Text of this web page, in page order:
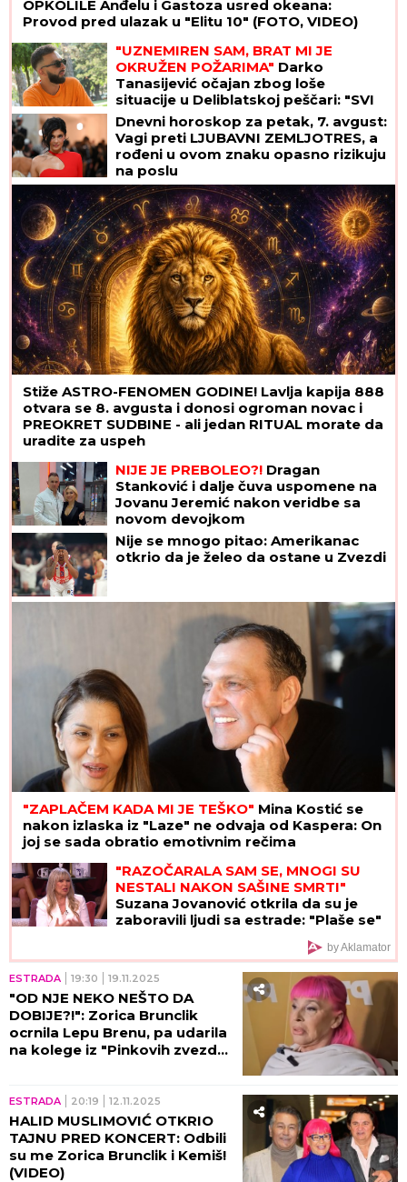
OPKOLILE Anđelu i Gastoza usred okeana:
Provod pred ulazak u "Elitu 10" (FOTO, VIDEO)
"UZNEMIREN SAM, BRAT MI JE
OKRUŽEN POŽARIMA" Darko
Tanasijević očajan zbog loše
situacije u Deliblatskoj peščari: "SVI
SU EVAKUISANI", otkrio koje
informacije ima
Dnevni horoskop za petak, 7. avgust:
Vagi preti LJUBAVNI ZEMLJOTRES, a
rođeni u ovom znaku opasno rizikuju
na poslu
Stiže ASTRO-FENOMEN GODINE! Lavlja kapija 888
otvara se 8. avgusta i donosi ogroman novac i
PREOKRET SUDBINE - ali jedan RITUAL morate da
uradite za uspeh
NIJE JE PREBOLEO?! Dragan
Stanković i dalje čuva uspomene na
Jovanu Jeremić nakon veridbe sa
novom devojkom
Nije se mnogo pitao: Amerikanac
otkrio da je želeo da ostane u Zvezdi
"ZAPLAČEM KADA MI JE TEŠKO" Mina Kostić se
nakon izlaska iz "Laze" ne odvaja od Kaspera: On
joj se sada obratio emotivnim rečima
"RAZOČARALA SAM SE, MNOGI SU
NESTALI NAKON SAŠINE SMRTI"
Suzana Jovanović otkrila da su je
zaboravili ljudi sa estrade: "Plaše se"
by Aklamator
ESTRADA 19:30 19.11.2025
"OD NJE NEKO NEŠTO DA
DOBIJE?!": Zorica Brunclik
ocrnila Lepu Brenu, pa udarila
na kolege iz "Pinkovih zvezda"
ESTRADA 20:19 12.11.2025
HALID MUSLIMOVIĆ OTKRIO
TAJNU PRED KONCERT: Odbili
su me Zorica Brunclik i Kemiš!
(VIDEO)